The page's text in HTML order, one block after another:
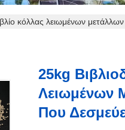
κόλλας λειωμένων
25kg
Λειωμένων
Που